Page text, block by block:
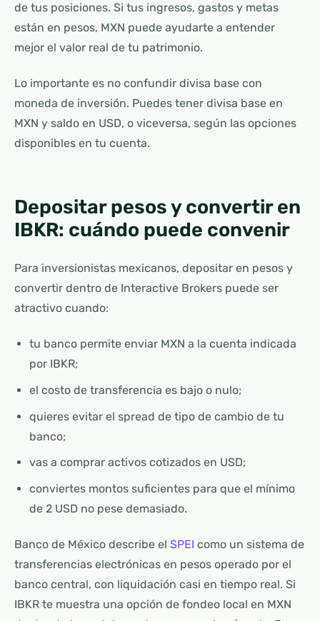
de tus posiciones. Si tus ingresos, gastos y metas
están en pesos, MXN puede ayudarte a entender
mejor el valor real de tu patrimonio.
Lo importante es no confundir divisa base con
moneda de inversión. Puedes tener divisa base en
MXN y saldo en USD, o viceversa, según las opciones
disponibles en tu cuenta.
Depositar pesos y convertir en
IBKR: cuándo puede convenir
Para inversionistas mexicanos, depositar en pesos y
convertir dentro de Interactive Brokers puede ser
atractivo cuando:
tu banco permite enviar MXN a la cuenta indicada
por IBKR;
el costo de transferencia es bajo o nulo;
quieres evitar el spread de tipo de cambio de tu
banco;
vas a comprar activos cotizados en USD;
conviertes montos suficientes para que el mínimo
de 2 USD no pese demasiado.
Banco de México describe el SPEI como un sistema de
transferencias electrónicas en pesos operado por el
banco central, con liquidación casi en tiempo real. Si
IBKR te muestra una opción de fondeo local en MXN